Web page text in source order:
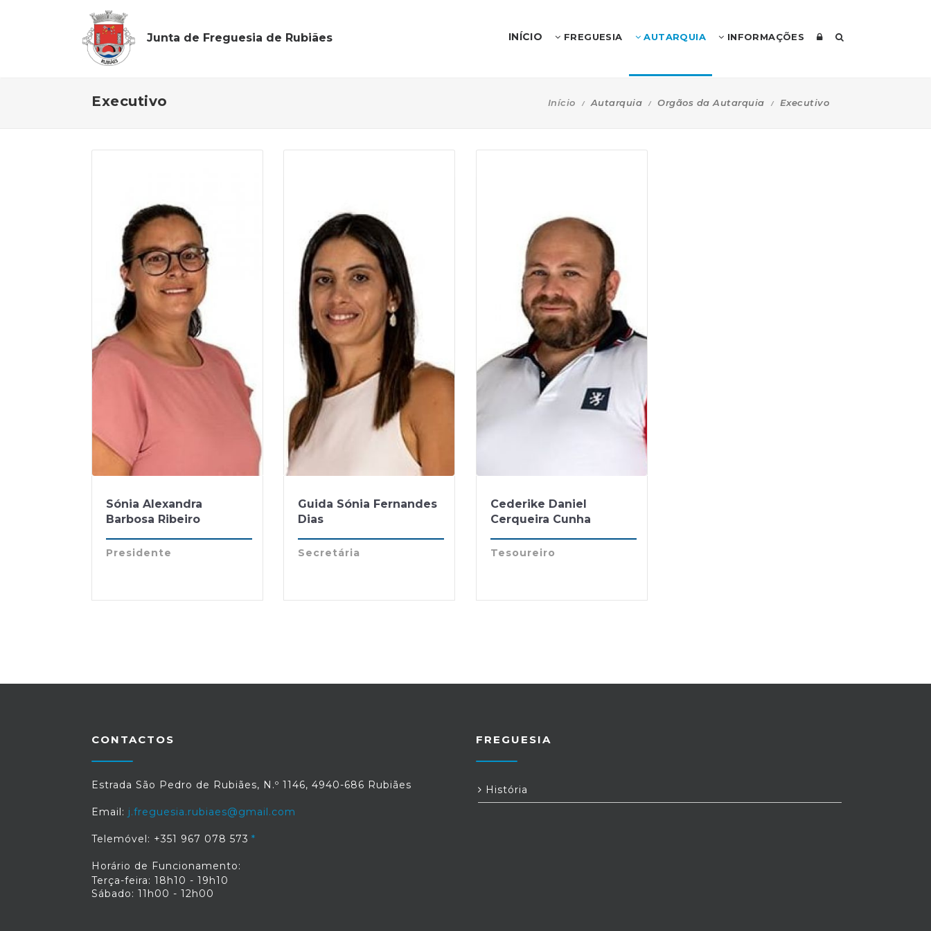
Junta de Freguesia de Rubiães INÍCIO FREGUESIA AUTARQUIA INFORMAÇÕES
Executivo Início Autarquia Orgãos da Autarquia Executivo
Sónia Alexandra
Barbosa Ribeiro
Presidente
Guida Sónia Fernandes
Dias
Secretária
Cederike Daniel
Cerqueira Cunha
Tesoureiro
CONTACTOS
Estrada São Pedro de Rubiães, N.º 1146, 4940-686 Rubiães
Email: j.freguesia.rubiaes@gmail.com
Telemóvel: +351 967 078 573
Horário de Funcionamento:
Terça-feira: 18h10 - 19h10
Sábado: 11h00 - 12h00
FREGUESIA
História